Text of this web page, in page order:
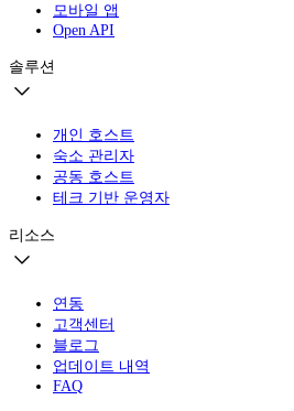
모바일 앱
Open API
솔루션
개인 호스트
숙소 관리자
공동 호스트
테크 기반 운영자
리소스
연동
고객센터
블로그
업데이트 내역
FAQ